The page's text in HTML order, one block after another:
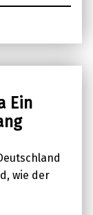
Ein
wie der